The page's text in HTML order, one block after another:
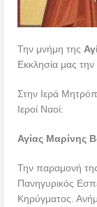
Την μνήμη της
Εκκλησία μας
Στην Ιερά
Ιεροί Ναοί:
Αγίας Μαρίνης
Την παραμονή
Πανηγυρικός
Κηρύγματος.